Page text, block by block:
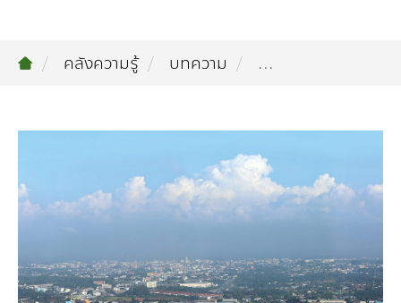
รู้จัก ม.ส.ท.
โครงสร้างองค์กร
คณะกรรมการมูลนิธิ
คณะผู้บริหาร
สิ่งแวดล้อมอุตสาหกรรม
อุตสาหกรรมยั่งยืน
มลพิษอุตสาหกรรม
สิ่งแวดล้อมเมืองและชุมชน
ชุมชนและเมืองน่าอยู่
ขยะชุมชน-ขยะอาหาร
ฉลากเขียว
ทรัพยากรธรรมชาติ
บทความ
คลิปวิดีโอ
กิจกรรมข่าวสาร
กิจกรรมของเรา
ข่าวสิ่งแวดล้อม
ร่วมงานกับเรา
งาน
ติดต่อเรา
คลังความรู้ บทความ ...